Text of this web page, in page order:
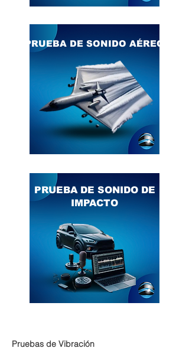
PRUEBA DE SONIDO AÉREO
PRUEBA DE SONIDO DE
IMPACTO
Pruebas de Vibración